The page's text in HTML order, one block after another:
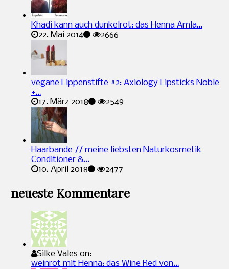
Khadi kann auch dunkelrot: das Henna Amla…
22. Mai 2014
2666
vegane Lippenstifte #2: Axiology Lipsticks Noble
+…
17. März 2018
2549
Haarbande // meine liebsten Naturkosmetik
Conditioner &…
10. April 2018
2477
neueste Kommentare
Silke Vales on:
weinrot mit Henna: das Wine Red von…